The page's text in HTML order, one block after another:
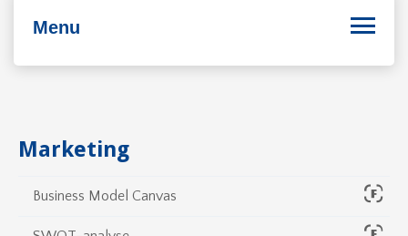
Menu
Marketing
Business Model Canvas